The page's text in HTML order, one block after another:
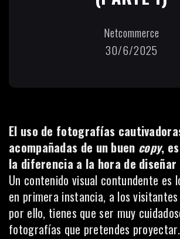
Netcommerce
30/6/2025
El uso de fotografías
acompañadas de un buen copy,
la diferencia a la hora de diseñar
Un contenido visual contundente es
en primera instancia, a los
por ello, tienes que ser muy
fotografías que pretendes proyectar.